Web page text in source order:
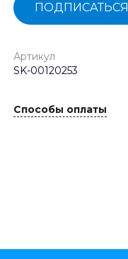
ПОДПИСАТЬСЯ
Артикул
SK-00120253
Способы оплаты